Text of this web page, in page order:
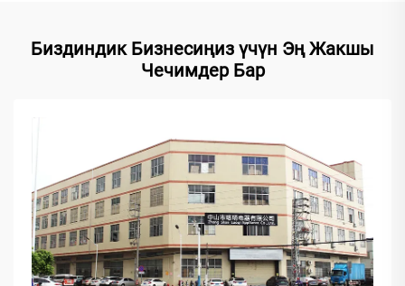
Биздиндик Бизнесиңиз үчүн Эң Жакшы
Чечимдер Бар